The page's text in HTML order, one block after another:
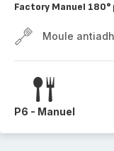
Factory Manuel
Moule
P6 - Manuel